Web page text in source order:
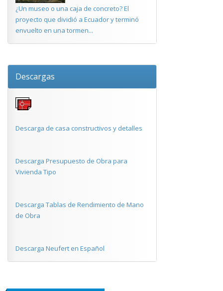
¿Un museo o una caja de concreto? El
proyecto que dividió a Ecuador y terminó
envuelto en una tormen...
Descargas
Descarga de casa constructivos y detalles
Descarga Presupuesto de Obra para
Vivienda Tipo
Descarga Tablas de Rendimiento de Mano
de Obra
Descarga Neufert en Español